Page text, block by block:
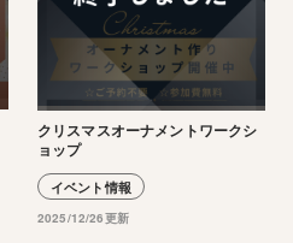
クリスマスオーナメントワークシ
ョップ
イベント情報
2025/12/26更新